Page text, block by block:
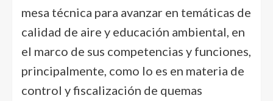
mesa técnica para avanzar en temáticas de
calidad de aire y educación ambiental, en
el marco de sus competencias y funciones,
principalmente, como lo es en materia de
control y fiscalización de quemas